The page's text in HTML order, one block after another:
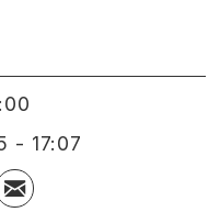
- 17:07